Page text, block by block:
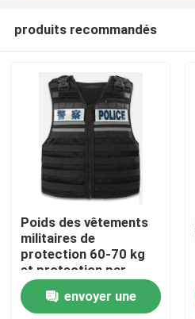
À la maison
Produits
Vidéos
produits recommandés
Poids des vêtements
militaires de
protection 60-70 kg
et protection par
injection pour
taille/hauteur/poids/zone
envoyer une